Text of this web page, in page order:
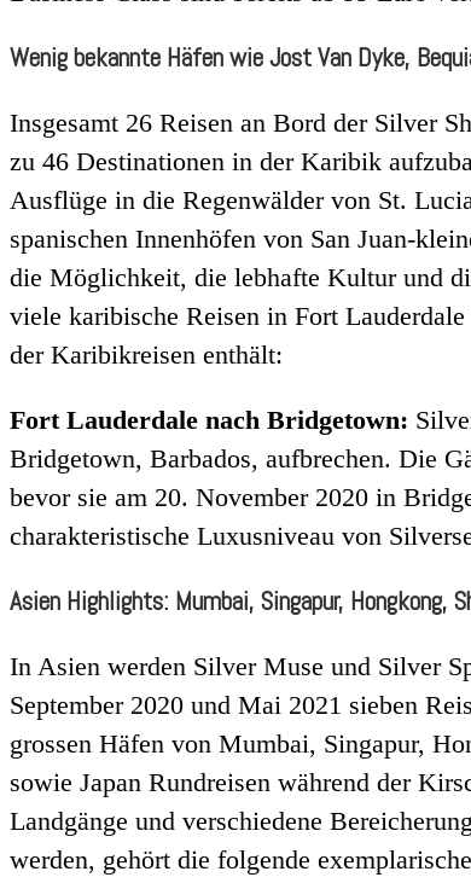
Wenig bekannte Häfen wie Jost Van Dyke,
Insgesamt 26 Reisen an Bord der Silver
zu 46 Destinationen in der Karibik
Ausflüge in die Regenwälder von St.
spanischen Innenhöfen von San Juan-
die Möglichkeit, die lebhafte Kultur und
viele karibische Reisen in Fort
der Karibikreisen enthält:
Fort Lauderdale nach Bridgetown:
Bridgetown, Barbados, aufbrechen. Die
bevor sie am 20. November 2020 in
charakteristische Luxusniveau von
Asien Highlights: Mumbai, Singapur, Hongkong,
In Asien werden Silver Muse und Silver
September 2020 und Mai 2021 sieben
grossen Häfen von Mumbai, Singapur,
sowie Japan Rundreisen während der
Landgänge und verschiedene
werden, gehört die folgende